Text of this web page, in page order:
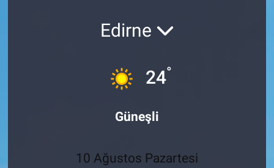
Edirne
24°
Güneşli
10 Ağustos Pazartesi
Yetiştirici Soruyor